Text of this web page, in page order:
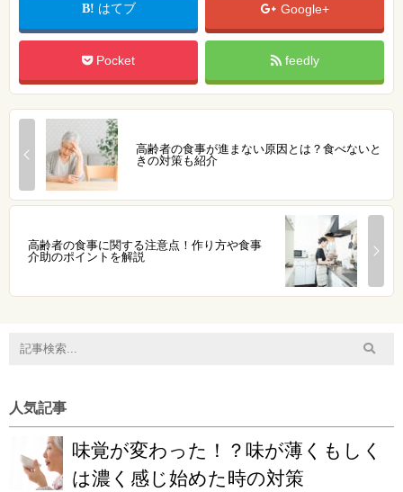
はてブ Google+
Pocket feedly
高齢者の食事が進まない原因とは？食べないと
きの対策も紹介
高齢者の食事に関する注意点！作り方や食事
介助のポイントを解説
人気記事
味覚が変わった！？味が薄くもしく
は濃く感じ始めた時の対策